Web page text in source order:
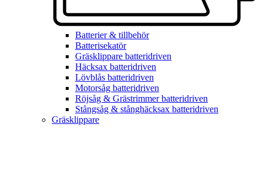
Batterier & tillbehör
Batterisekatör
Gräsklippare batteridriven
Häcksax batteridriven
Lövblås batteridriven
Motorsåg batteridriven
Röjsåg & Grästrimmer batteridriven
Stångsåg & stånghäcksax batteridriven
Gräsklippare